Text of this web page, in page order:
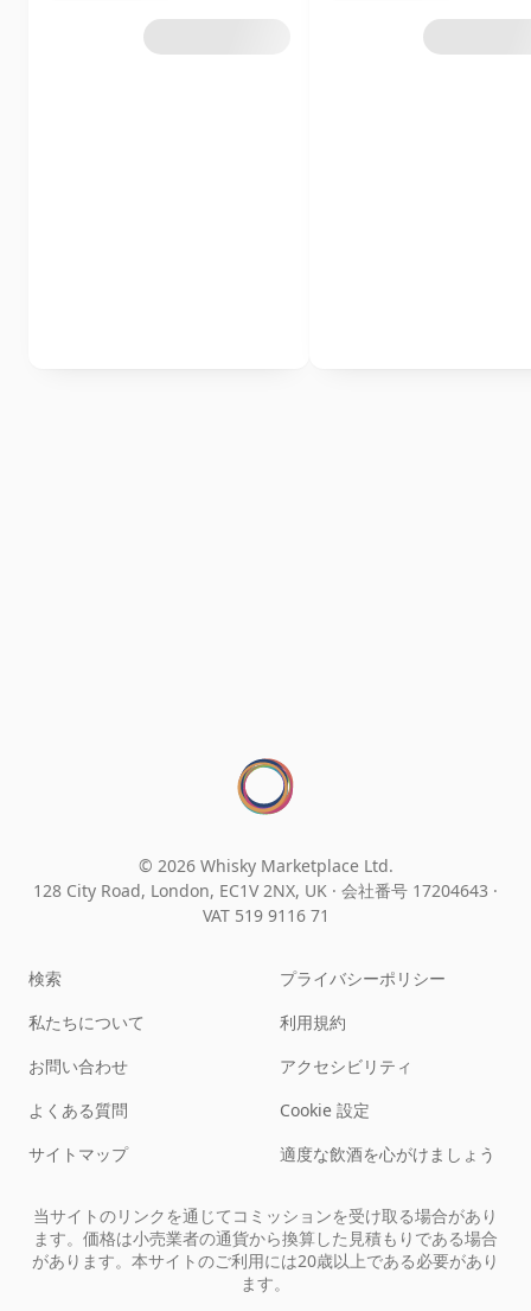
© 2026 Whisky Marketplace Ltd.
128 City Road, London, EC1V 2NX, UK · 会社番号 17204643 ·
VAT 519 9116 71
検索
私たちについて
お問い合わせ
よくある質問
サイトマップ
プライバシーポリシー
利用規約
アクセシビリティ
Cookie 設定
適度な飲酒を心がけましょう
当サイトのリンクを通じてコミッションを受け取る場合があり
ます。価格は小売業者の通貨から換算した見積もりである場合
があります。本サイトのご利用には20歳以上である必要があり
ます。